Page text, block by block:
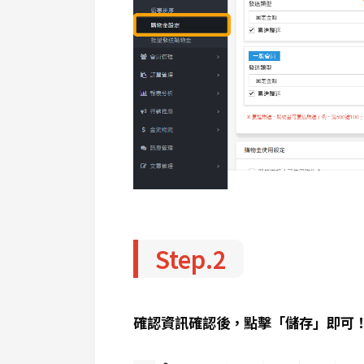
Step.2
確認資訊確認後，點擊「儲存」即可